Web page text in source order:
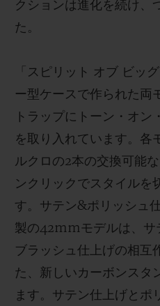
クションは進化を続け、
た。
「スピリット オブ ビッ
ー型ケースで作られた両
トラップにトーン・オ
を取り入れています。各
ルクロの2本の交換可能
ンクリックでスタイルを
す。サテン&ポリッシュ
製の42mmモデルは、サ
ブラッシュ仕上げの相互
た、新しいカーボンスタ
ます。サテン仕上げとポ